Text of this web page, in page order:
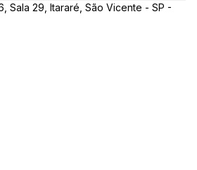
Sala 29, Itararé, São Vicente - SP -